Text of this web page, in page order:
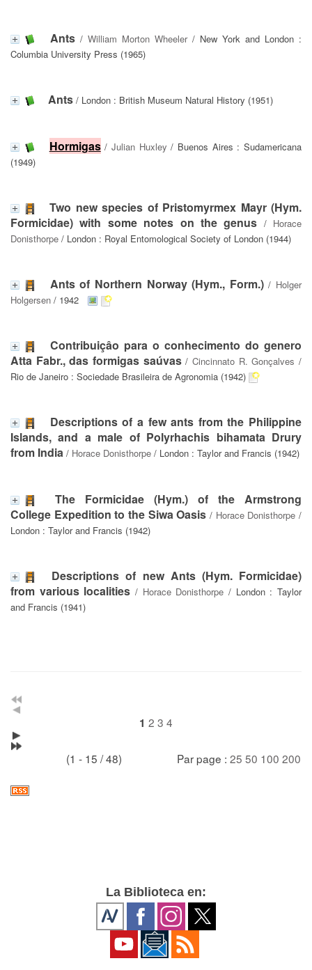
Ants / William Morton Wheeler/ New York and London :
Columbia University Press (1965)
Ants / London : British Museum Natural History (1951)
Hormigas/Julian Huxley / Buenos Aires : Sudamericana
(1949)
Two new species of Pristomyrmex Mayr (Hym.
Formicidae) with some notes on the genus / Horace
Donisthorpe / London : Royal Entomological Society of London (1944)
Ants of Northern Norway (Hym., Form.)/ Holger
Holgersen / 1942
Contribuiçâo para o conhecimento do genero
Atta Fabr., das formigas saúvas/Cincinnato R. Gonçalves /
Rio de Janeiro : Sociedade Brasileira de Agronomia (1942)
Descriptions of a few ants from the Philippine
Islands, and a male of Polyrhachis bihamata Drury
from India / Horace Donisthorpe / London : Taylor and Francis (1942)
The Formicidae (Hym.) of the Armstrong
College Expedition to the Siwa Oasis / Horace Donisthorpe /
London : Taylor and Francis (1942)
Descriptions of new Ants (Hym. Formicidae)
from various localities / Horace Donisthorpe / London : Taylor
and Francis (1941)
1 2 3 4
(1 - 15 / 48) Par page : 25 50 100 200
La Biblioteca en: